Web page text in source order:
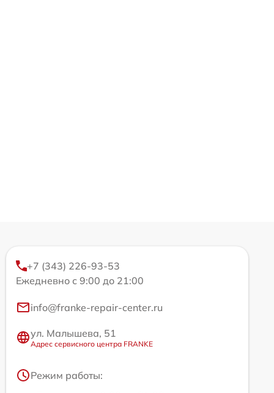
+7 (343) 226-93-53
Ежедневно с 9:00 до 21:00
info@franke-repair-center.ru
ул. Малышева, 51
Адрес сервисного центра FRANKE
Режим работы: